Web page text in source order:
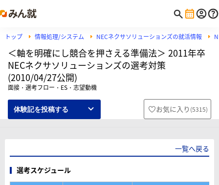
トップ 情報処理/システム NECネクサソリューションズの就活情報
＜軸を明確にし競合を押さえる準備法＞ 2011年卒
NECネクサソリューションズの選考対策
(2010/04/27公開)
面接・選考フロー・ES・志望動機
体験記を投稿する お気に入り (5315)
一覧へ戻る
選考スケジュール